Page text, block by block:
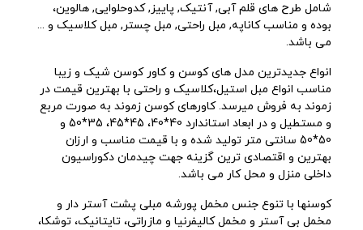
شامل طرح های قلم آبی, آنتیک, پاییز, کدوحلوایی, هالوین،
بوده و مناسب کاناپه, مبل راحتی, مبل چستر, مبل کلاسیک و ...
می باشد.
انواع جدیدترین مدل های کوسن و کاور کوسن شیک و زیبا
مناسب انواع مبل استیل،کلاسیک و راحتی با بهترین قیمت در
زموند به فروش میرسد. کاورهای کوسن زموند به صورت مربع
و مستطیل و در ابعاد استاندارد 40*40، 45*45، 35*50 و
50*50 سانتی متر تولید شده و با قیمت مناسب و ارزان
بهترین و اقتصادی ترین گزینه جهت چیدمان دکوراسیون
داخلی منزل و محل کار می باشد.
کوسنها با تنوع جنس مخمل پورشه مبلی پشت آستر دار و
مخمل بی آستر و مخمل کالیفرنیا و مازراتی، تایتانیک، توشکا،